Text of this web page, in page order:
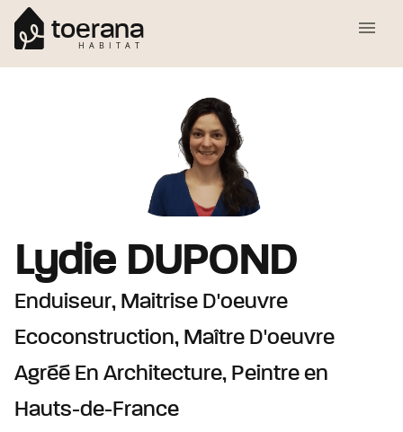
toerana
HABITAT
Lydie DUPOND
Enduiseur, Maitrise D'oeuvre
Ecoconstruction, Maître D'oeuvre
Agréé En Architecture, Peintre en
Hauts-de-France